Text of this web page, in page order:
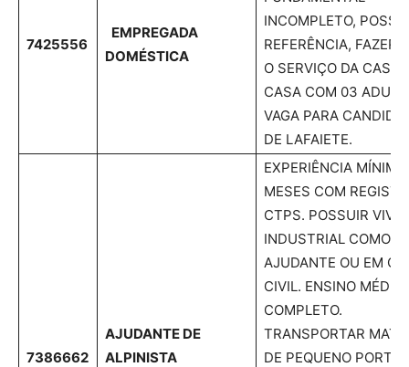
7425556
EMPREGADA
DOMÉSTICA
INCOMPLETO,
REFERÊNCIA, FAZER
O SERVIÇO DA CASA,
CASA COM 03
VAGA PARA
DE LAFAIETE.
7386662
AJUDANTE DE
ALPINISTA
EXPERIÊNCIA
MESES COM
CTPS. POSSUIR
INDUSTRIAL COMO
AJUDANTE OU EM
CIVIL. ENSINO MÉDIO
COMPLETO.
TRANSPORTAR
DE PEQUENO PORTE;